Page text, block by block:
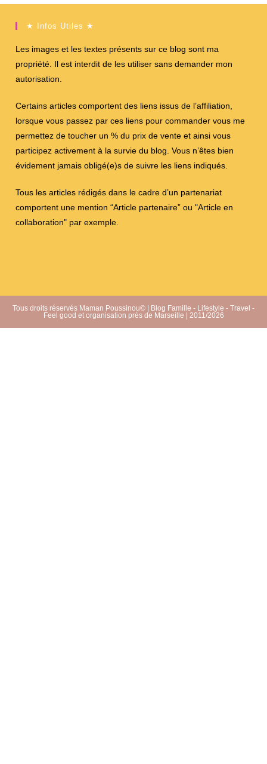
★ Infos Utiles ★
Les images et les textes présents sur ce blog sont ma
propriété. Il est interdit de les utiliser sans demander mon
autorisation.
Certains articles comportent des liens issus de l’affiliation,
lorsque vous passez par ces liens pour commander vous me
permettez de toucher un % du prix de vente et ainsi vous
participez activement à la survie du blog. Vous n’êtes bien
évidement jamais obligé(e)s de suivre les liens indiqués.
Tous les articles rédigés dans le cadre d’un partenariat
comportent une mention “Article partenaire” ou "Article en
collaboration" par exemple.
Tous droits réservés Maman Poussinou© | Blog Famille - Lifestyle - Travel -
Feel good et organisation près de Marseille | 2011/2026